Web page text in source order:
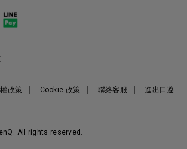
All rights reserved.
政策 Cookie 政策 聯絡客服
進出口遵